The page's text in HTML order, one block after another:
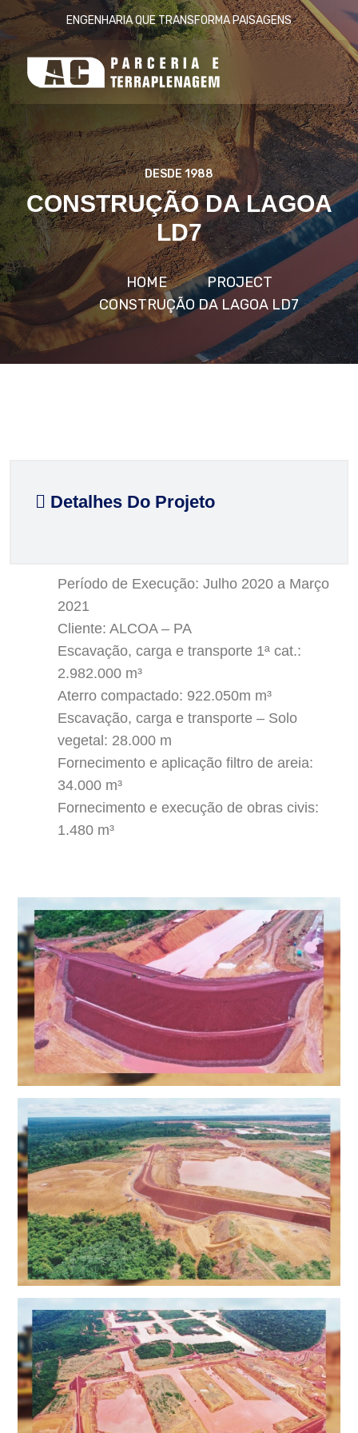
ENGENHARIA QUE TRANSFORMA PAISAGENS
DESDE 1988
CONSTRUÇÃO DA LAGOA
LD7
HOME
PROJECT
CONSTRUÇÃO DA LAGOA LD7
Detalhes Do Projeto
Período de Execução: Julho 2020 a Março
2021
Cliente: ALCOA – PA
Escavação, carga e transporte 1ª cat.:
2.982.000 m³
Aterro compactado: 922.050m m³
Escavação, carga e transporte – Solo
vegetal: 28.000 m
Fornecimento e aplicação filtro de areia:
34.000 m³
Fornecimento e execução de obras civis:
1.480 m³